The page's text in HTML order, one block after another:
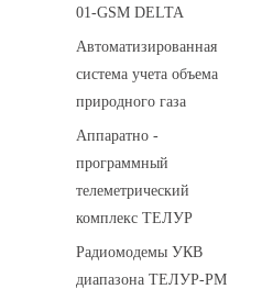
01-GSM DELTA
Автоматизированная
система учета объема
природного газа
Аппаратно -
программный
телеметрический
комплекс ТЕЛУР
Радиомодемы УКВ
диапазона ТЕЛУР-РМ